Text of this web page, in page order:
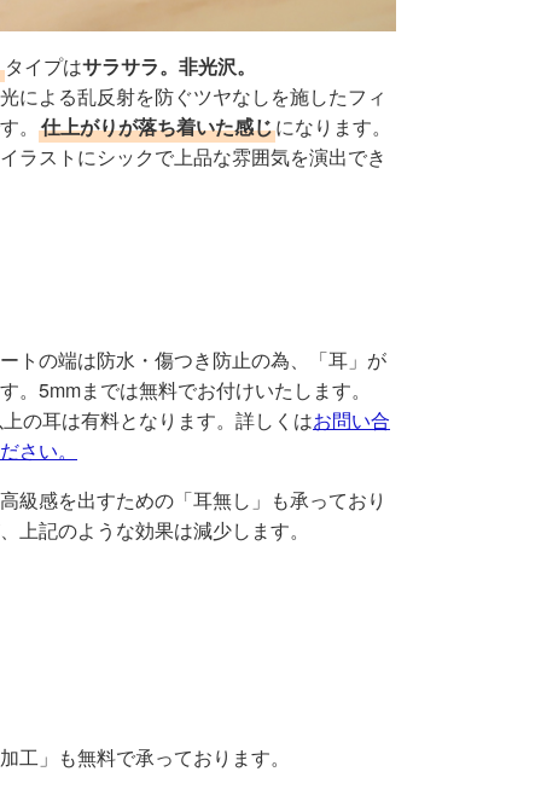
タイプはサラサラ。非光沢。
による乱反射を防ぐツヤなしを施したフィ
。 仕上がりが落ち着いた感じになります。
ラストにシックで上品な雰囲気を演出でき
トの端は防水・傷つき防止の為、「耳」が
。5mmまでは無料でお付けいたします。
の耳は有料となります。詳しくはお問い合
さい。
級感を出すための「耳無し」も承っており
上記のような効果は減少します。
工」も無料で承っております。